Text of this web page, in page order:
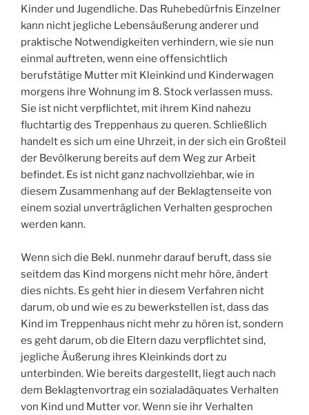
Kinder und Jugendliche. Das Ruhebedürfnis Einzelner
kann nicht jegliche Lebensäußerung anderer und
praktische Notwendigkeiten verhindern, wie sie nun
einmal auftreten, wenn eine offensichtlich
berufstätige Mutter mit Kleinkind und Kinderwagen
morgens ihre Wohnung im 8. Stock verlassen muss.
Sie ist nicht verpflichtet, mit ihrem Kind nahezu
fluchtartig des Treppenhaus zu queren. Schließlich
handelt es sich um eine Uhrzeit, in der sich ein Großteil
der Bevölkerung bereits auf dem Weg zur Arbeit
befindet. Es ist nicht ganz nachvollziehbar, wie in
diesem Zusammenhang auf der Beklagtenseite von
einem sozial unverträglichen Verhalten gesprochen
werden kann.
Wenn sich die Bekl. nunmehr darauf beruft, dass sie
seitdem das Kind morgens nicht mehr höre, ändert
dies nichts. Es geht hier in diesem Verfahren nicht
darum, ob und wie es zu bewerkstellen ist, dass das
Kind im Treppenhaus nicht mehr zu hören ist, sondern
es geht darum, ob die Eltern dazu verpflichtet sind,
jegliche Äußerung ihres Kleinkinds dort zu
unterbinden. Wie bereits dargestellt, liegt auch nach
dem Beklagtenvortrag ein sozialadäquates Verhalten
von Kind und Mutter vor. Wenn sie ihr Verhalten